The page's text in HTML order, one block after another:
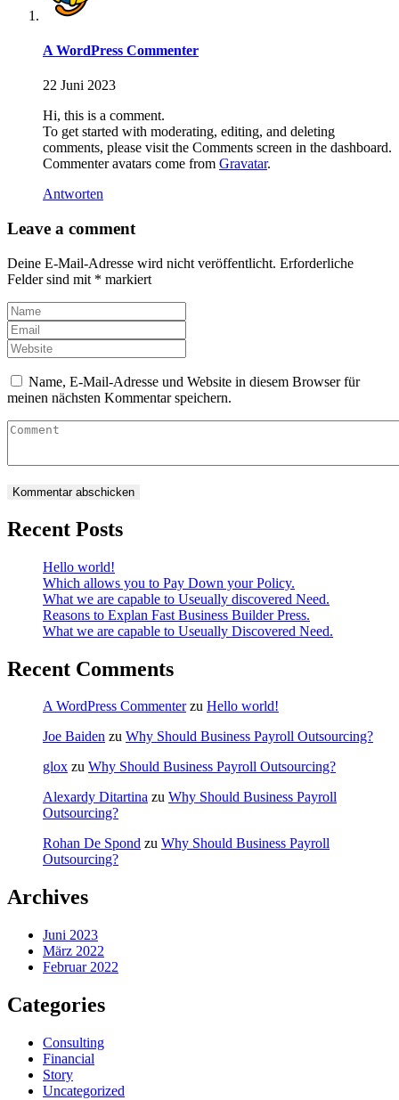
A WordPress Commenter
22 Juni 2023
Hi, this is a comment.
To get started with moderating, editing, and deleting
comments, please visit the Comments screen in the dashboard.
Commenter avatars come from Gravatar.
Antworten
Leave a comment
Deine E-Mail-Adresse wird nicht veröffentlicht. Erforderliche
Felder sind mit * markiert
Name, E-Mail-Adresse und Website in diesem Browser für
meinen nächsten Kommentar speichern.
Recent Posts
Hello world!
Which allows you to Pay Down your Policy.
What we are capable to Useually discovered Need.
Reasons to Explan Fast Business Builder Press.
What we are capable to Useually Discovered Need.
Recent Comments
A WordPress Commenterzu Hello world!
Joe Baiden zu Why Should Business Payroll Outsourcing?
glox zu Why Should Business Payroll Outsourcing?
Alexardy Ditartina zu Why Should Business Payroll
Outsourcing?
Rohan De Spond zu Why Should Business Payroll
Outsourcing?
Archives
Juni 2023
März 2022
Februar 2022
Categories
Consulting
Financial
Story
Uncategorized